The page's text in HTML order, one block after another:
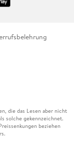
die das Lesen aber nicht
solche gekennzeichnet.
beziehen